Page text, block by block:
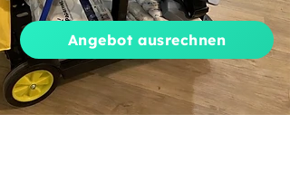
Angebot ausrechnen